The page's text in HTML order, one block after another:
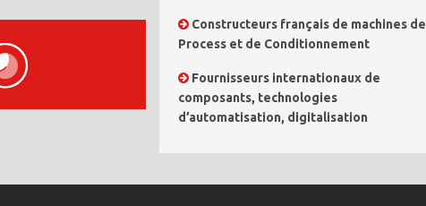
Constructeurs français de machines de
Process et de Conditionnement
Fournisseurs internationaux de
composants, technologies
d’automatisation, digitalisation